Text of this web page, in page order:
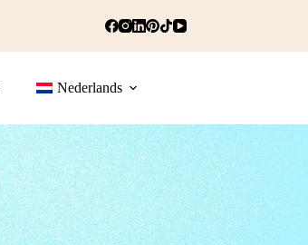
Nederlands